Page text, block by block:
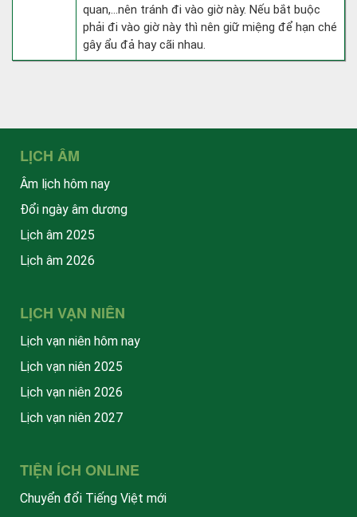
quan,…nên tránh đi vào giờ này. Nếu bắt buộc
phải đi vào giờ này thì nên giữ miệng để hạn ché
gây ẩu đả hay cãi nhau.
LỊCH ÂM
Âm lịch hôm nay
Đổi ngày âm dương
Lịch âm 2025
Lịch âm 2026
LỊCH VẠN NIÊN
Lịch vạn niên hôm nay
Lịch vạn niên 2025
Lịch vạn niên 2026
Lịch vạn niên 2027
TIỆN ÍCH ONLINE
Chuyển đổi Tiếng Việt mới